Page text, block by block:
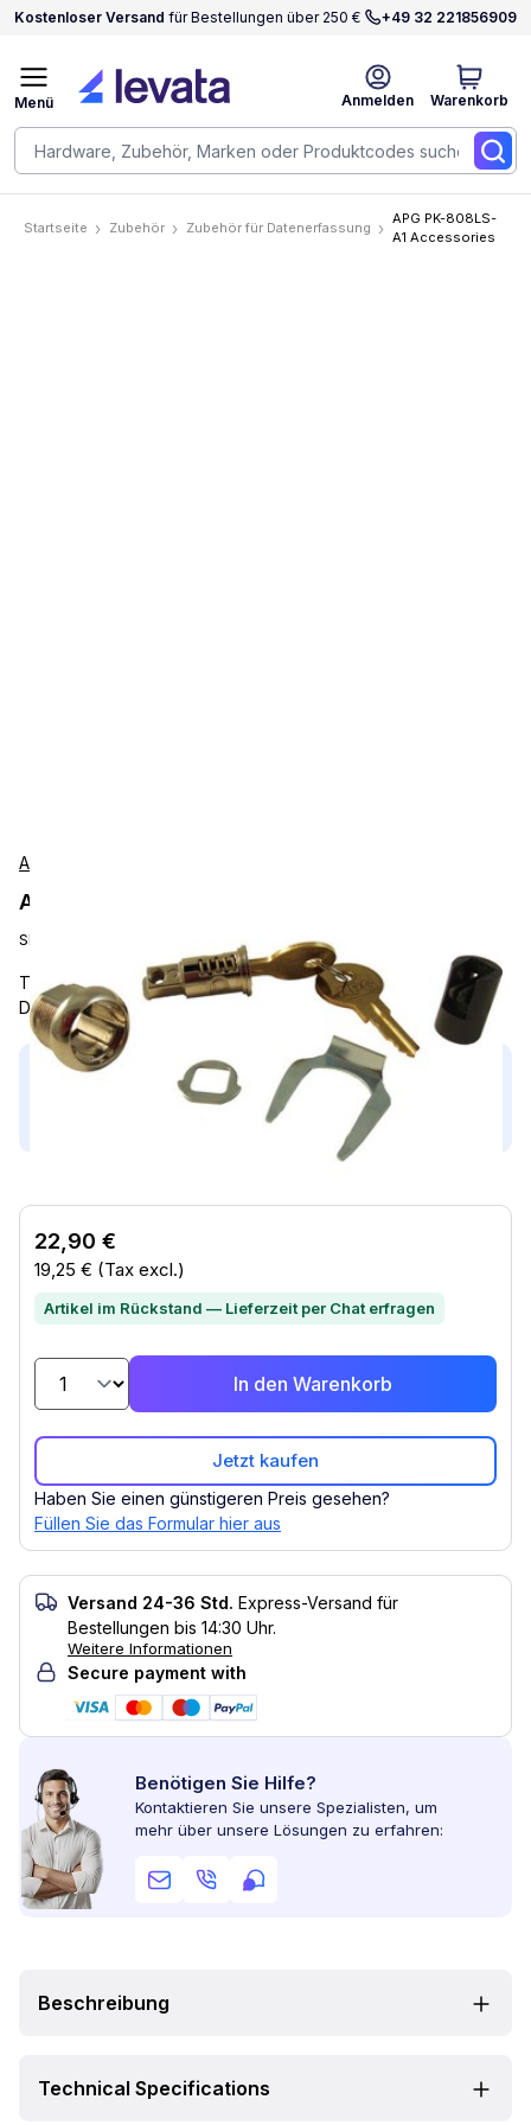
Kostenloser Versand für Bestellungen über 250 € +49 32 221856909
Anmelden Warenkorb
Menü
Startseite Zubehör Zubehör für Datenerfassung
APG PK-808LS-
A1 Accessories
APG
APG PK-808LS-A1 Accessories
SKU:
Tumbler Assembly (for Key A1) for the Series 4000 Cash
Drawer Series. MOQ: $75
Dieses Produkt ist kompatibel mit...
22,90 €
19,25 € (Tax excl.)
Artikel im Rückstand — Lieferzeit per Chat erfragen
In den Warenkorb
Jetzt kaufen
Haben Sie einen günstigeren Preis gesehen?
Füllen Sie das Formular hier aus
Versand 24-36 Std. Express-Versand für
Bestellungen bis 14:30 Uhr.
Weitere Informationen
Secure payment with
Benötigen Sie Hilfe?
Kontaktieren Sie unsere Spezialisten, um
mehr über unsere Lösungen zu erfahren:
Beschreibung
Technical Specifications